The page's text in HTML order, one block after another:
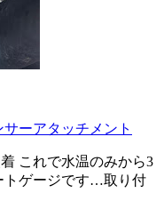
ーアタッチメント
これで水温のみから3
トゲージです…取り付